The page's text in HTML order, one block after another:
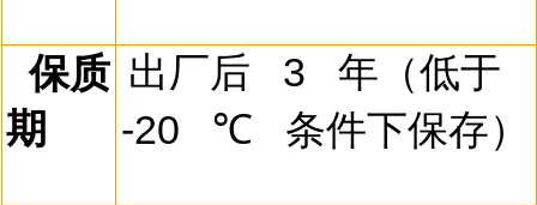
保质
期
出厂后 3
年（低于
-20
℃ 条件下保存）